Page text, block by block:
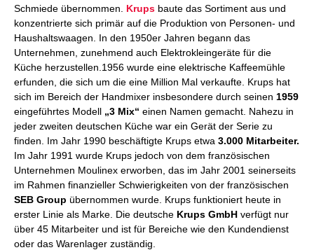
Schmiede übernommen. Krups baute das Sortiment aus und
konzentrierte sich primär auf die Produktion von Personen- und
Haushaltswaagen. In den 1950er Jahren begann das
Unternehmen, zunehmend auch Elektrokleingeräte für die
Küche herzustellen.1956 wurde eine elektrische Kaffeemühle
erfunden, die sich um die eine Million Mal verkaufte. Krups hat
sich im Bereich der Handmixer insbesondere durch seinen 1959
eingeführtes Modell „3 Mix“ einen Namen gemacht. Nahezu in
jeder zweiten deutschen Küche war ein Gerät der Serie zu
finden. Im Jahr 1990 beschäftigte Krups etwa 3.000 Mitarbeiter.
Im Jahr 1991 wurde Krups jedoch von dem französischen
Unternehmen Moulinex erworben, das im Jahr 2001 seinerseits
im Rahmen finanzieller Schwierigkeiten von der französischen
SEB Group übernommen wurde. Krups funktioniert heute in
erster Linie als Marke. Die deutsche Krups GmbH verfügt nur
über 45 Mitarbeiter und ist für Bereiche wie den Kundendienst
oder das Warenlager zuständig.